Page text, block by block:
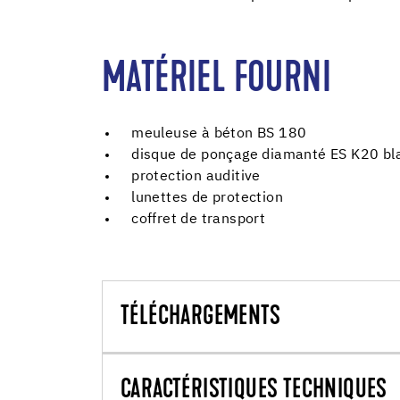
MATÉRIEL FOURNI
meuleuse à béton BS 180
disque de ponçage diamanté ES K20
protection auditive
lunettes de protection
coffret de transport
TÉLÉCHARGEMENTS
CARACTÉRISTIQUES TECHNIQUES